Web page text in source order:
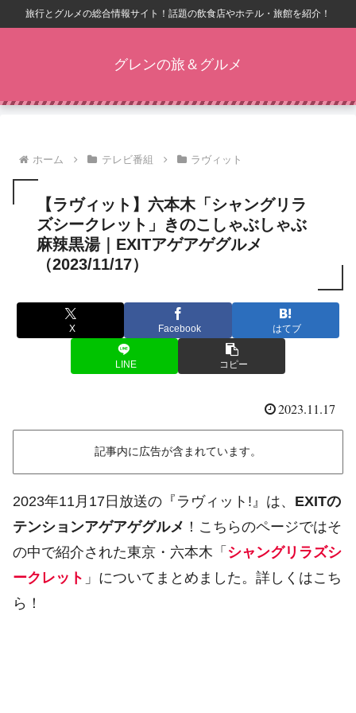
旅行とグルメの総合情報サイト！話題の飲食店やホテル・旅館を紹介！
グレンの旅＆グルメ
ホーム テレビ番組 ラヴィット
【ラヴィット】六本木「シャングリラ
ズシークレット」きのこしゃぶしゃぶ
麻辣黒湯｜EXITアゲアゲグルメ
（2023/11/17）
X Facebook はてブ
LINE コピー
2023.11.17
記事内に広告が含まれています。
2023年11月17日放送の『ラヴィット!』は、 EXITの
テンションアゲアゲグルメ ！こちらのページではそ
の中で紹介された東京・六本木「 シャングリラズシ
ークレット 」についてまとめました。詳しくはこち
ら！